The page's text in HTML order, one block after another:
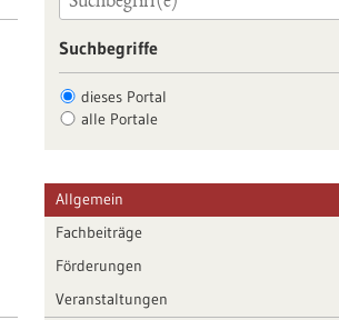
Suchbegriffe
dieses Portal
alle Portale
Allgemein
Fachbeiträge
Förderungen
Veranstaltungen